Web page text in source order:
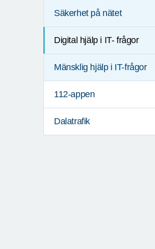
Säkerhet på nätet
Digital hjälp i IT- frågor
Mänsklig hjälp i IT-frågor
112-appen
Dalatrafik